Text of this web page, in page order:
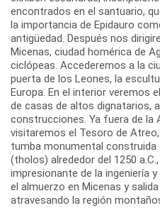
encontrados en el santuario,
la importancia de Epidauro
antigüedad. Después nos
Micenas, ciudad homérica de
ciclópeas. Accederemos a la
puerta de los Leones, la
Europa. En el interior veremos
de casas de altos dignatarios,
construcciones. Ya fuera de la
visitaremos el Tesoro de
tumba monumental
(tholos) alrededor del 1250
impresionante de la ingeniería
el almuerzo en Micenas y
atravesando la región